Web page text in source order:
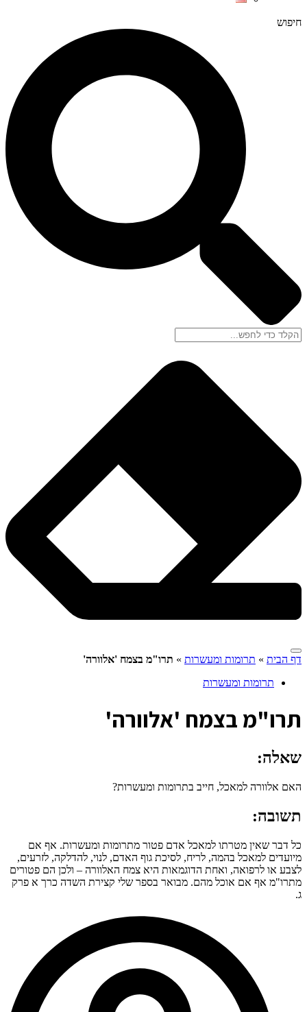
חיפוש
דף הבית » תרומות ומעשרות » תרו"מ בצמח 'אלוורה'
תרומות ומעשרות
תרו"מ בצמח 'אלוורה'
שאלה:
האם אלוורה למאכל, חייב בתרומות ומעשרות?
תשובה:
כל דבר שאין מטרתו למאכל אדם פטור מתרומות ומעשרות. אף אם
מיועדים למאכל בהמה, לריח, לסיכת גוף האדם, לנוי, להדלקה, לזרעים,
לצבע או לרפואה, ואחת הדוגמאות היא צמח האלוורה – ולכן הם פטורים
מתרו"מ אף אם אוכל מהם. מבואר בספר שלי קצירת השדה כרך א פרק
ג.